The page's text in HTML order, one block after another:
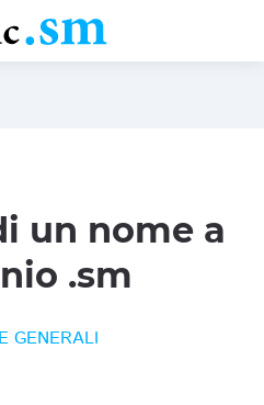
un nome a
.sm
GENERALI